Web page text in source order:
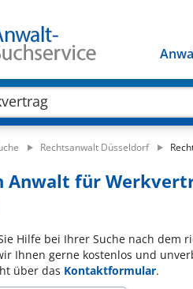
Rechtsanwalt Düsseldorf
Anwalt für
Hilfe bei Ihrer Suche nach dem
Ihnen gerne kostenlos und
über das Kontaktformular.